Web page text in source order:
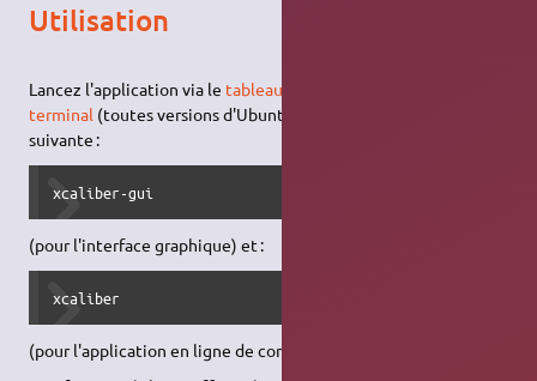
Utilisation
Lancez l'application via le tableau de bord
terminal (toutes versions d'Ubuntu) avec la
suivante :
xcaliber-gui
(pour l'interface graphique) et :
xcaliber
(pour l'application en ligne de commande)